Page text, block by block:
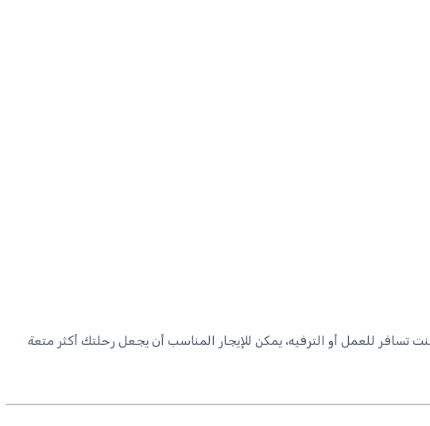
للعمل أو الترفيه، يمكن للإيجار المناسب أن يجعل رحلتك أكثر متعة